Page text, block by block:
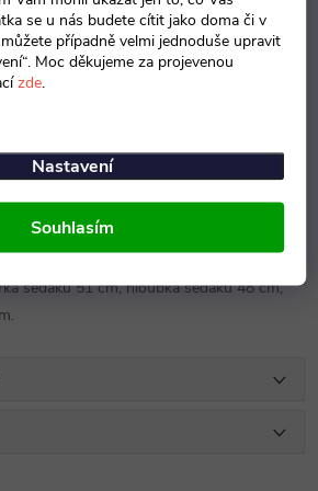
se u nás budete cítit jako doma či v
případně velmi jednoduše upravit
Moc děkujeme za projevenou
zde.
Nastavení
Souhlasím
produktu
černou síťovinou na opěráku a
na sedáku. Záruka 36 měsíců.
sedáku 51 cm, hloubka sedáku 48 cm,